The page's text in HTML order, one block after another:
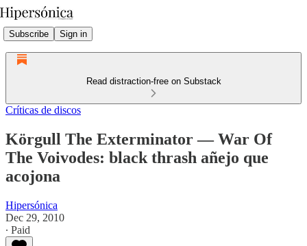
Subscribe Sign in
Read distraction-free on Substack
Críticas de discos
Körgull The Exterminator — War Of
The Voivodes: black thrash añejo que
acojona
Hipersónica
Dec 29, 2010
∙ Paid